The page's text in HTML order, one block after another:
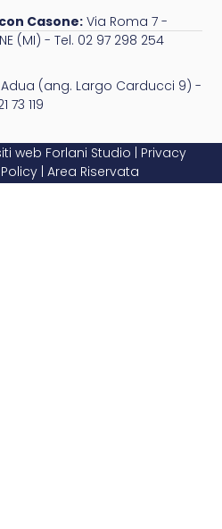
Casone:Via Roma 7 -
(MI) - Tel. 02 97 298 254
(ang. Largo Carducci 9) -
73 119
web Forlani Studio
Privacy
| Area Riservata